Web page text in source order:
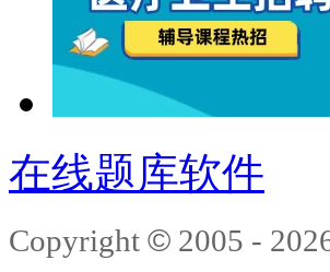
在线题库软件
Copyright © 2005 -